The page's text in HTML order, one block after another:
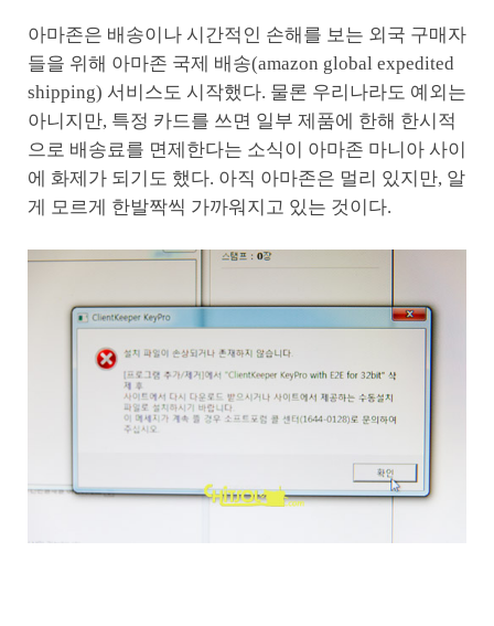
아마존은 배송이나 시간적인 손해를 보는 외국 구매자
들을 위해 아마존 국제 배송(amazon global expedited
shipping) 서비스도 시작했다. 물론 우리나라도 예외는
아니지만, 특정 카드를 쓰면 일부 제품에 한해 한시적
으로 배송료를 면제한다는 소식이 아마존 마니아 사이
에 화제가 되기도 했다. 아직 아마존은 멀리 있지만, 알
게 모르게 한발짝씩 가까워지고 있는 것이다.